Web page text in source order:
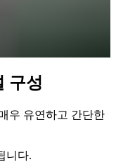
구성
우 유연하고 간단한
니다.